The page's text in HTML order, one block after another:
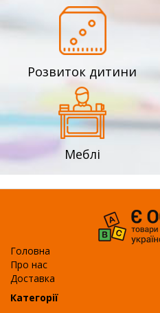
Розвиток дитини
Меблі
Головна
Про нас
Доставка
Категорії